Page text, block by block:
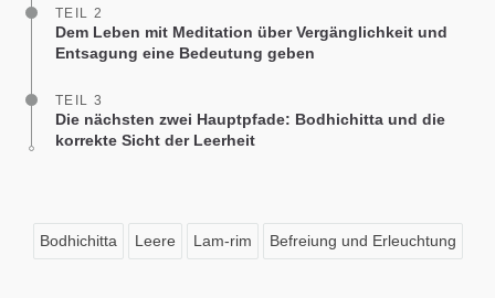
TEIL 2
Dem Leben mit Meditation über Vergänglichkeit und
Entsagung eine Bedeutung geben
TEIL 3
Die nächsten zwei Hauptpfade: Bodhichitta und die
korrekte Sicht der Leerheit
Bodhichitta Leere Lam-rim Befreiung und Erleuchtung